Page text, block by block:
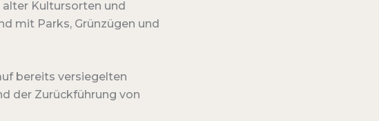
alter Kultursorten und
mit Parks, Grünzügen und
bereits versiegelten
der Zurückführung von